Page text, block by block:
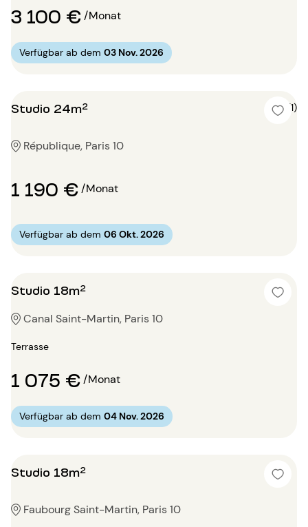
3 100 €/Monat
Verfügbar ab dem 03 Nov. 2026
Studio 24m² 5 (1)
République, Paris 10
1 190 €/Monat
Verfügbar ab dem 06 Okt. 2026
Studio 18m²
Canal Saint-Martin, Paris 10
Terrasse
1 075 €/Monat
Verfügbar ab dem 04 Nov. 2026
Studio 18m²
Faubourg Saint-Martin, Paris 10